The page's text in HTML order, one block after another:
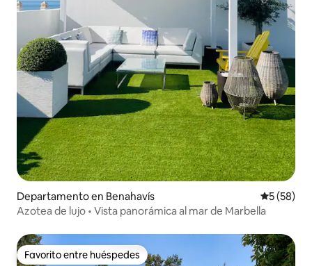
Departamento en Benahavís
5 (58)
Azotea de lujo • Vista panorámica al mar de Marbella
Favorito entre huéspedes
Favorito entre huéspedes